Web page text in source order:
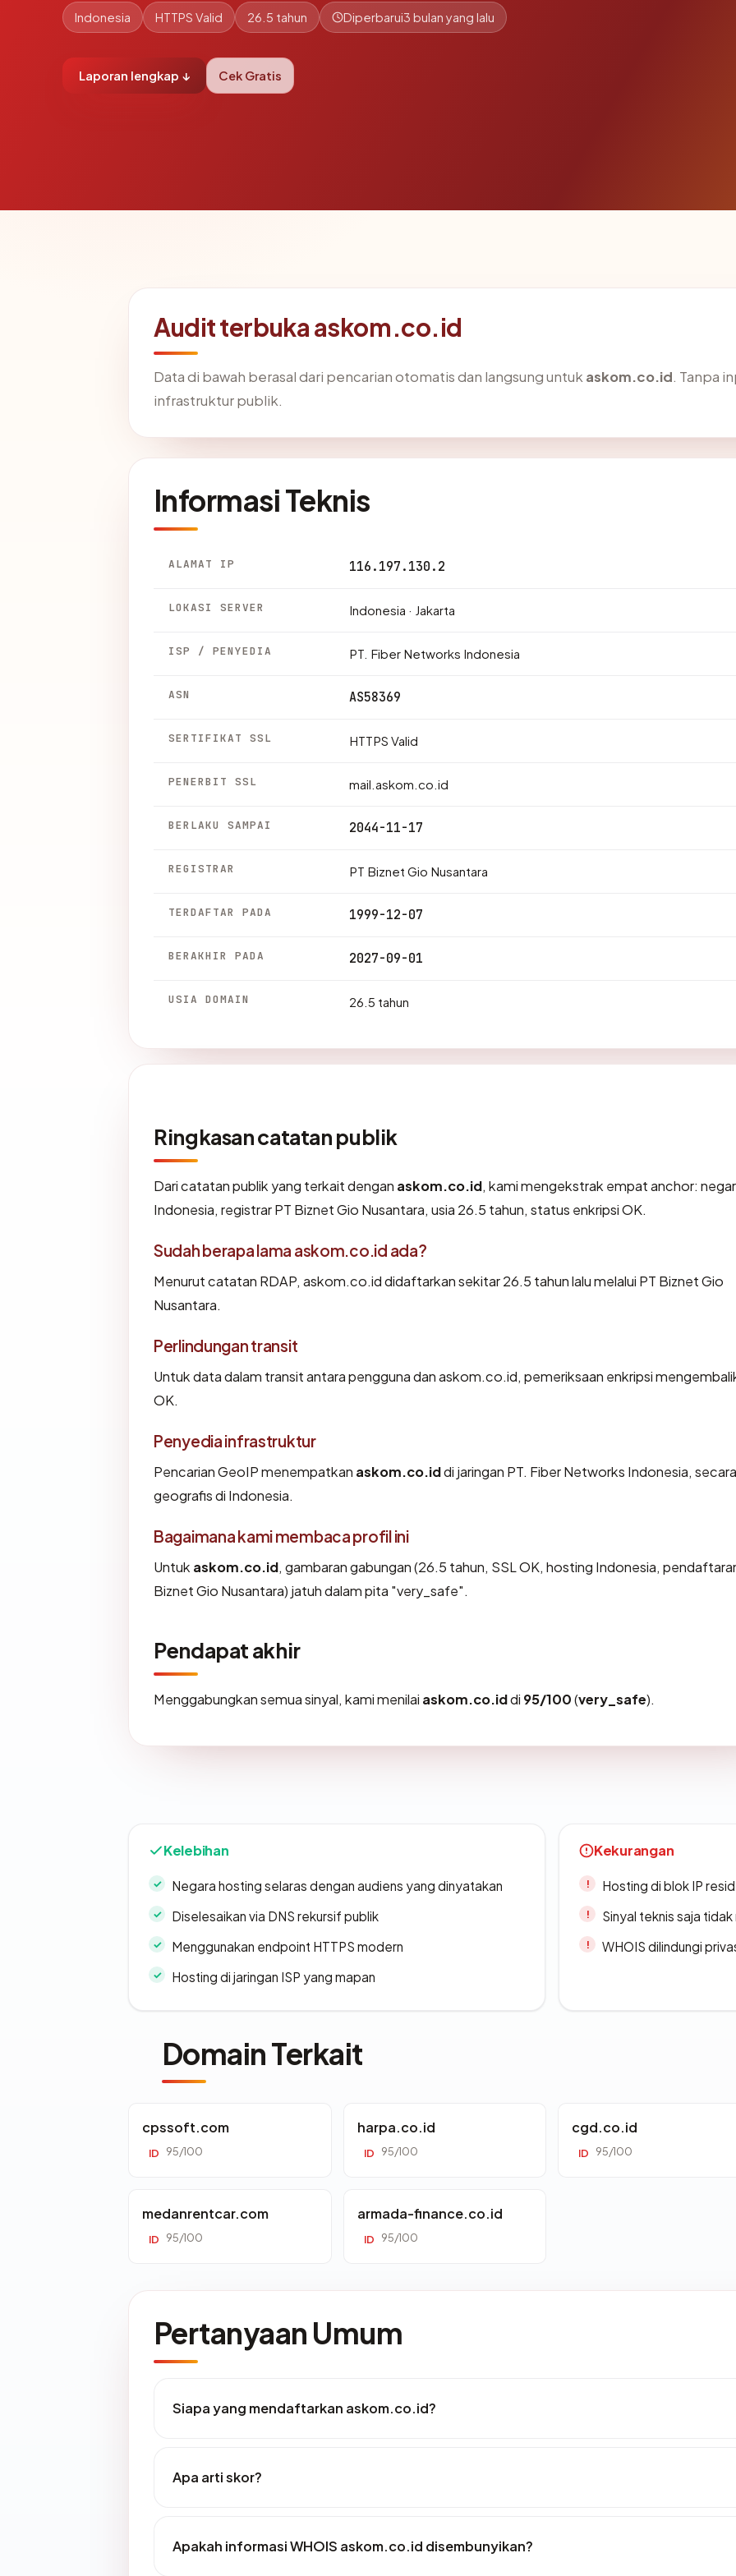
Indonesia HTTPS Valid 26.5 tahun Diperbarui3 bulan yang lalu
Laporan lengkap ↓ Cek Gratis
Audit terbuka askom.co.id
Data di bawah berasal dari pencarian otomatis dan langsung untuk askom.co.id. Tanpa
infrastruktur publik.
Informasi Teknis
ALAMAT IP 116.197.130.2
LOKASI SERVER Indonesia · Jakarta
ISP / PENYEDIA PT. Fiber Networks Indonesia
ASN AS58369
SERTIFIKAT SSL HTTPS Valid
PENERBIT SSL mail.askom.co.id
BERLAKU SAMPAI 2044-11-17
REGISTRAR PT Biznet Gio Nusantara
TERDAFTAR PADA 1999-12-07
BERAKHIR PADA 2027-09-01
USIA DOMAIN 26.5 tahun
Ringkasan catatan publik
Dari catatan publik yang terkait dengan askom.co.id, kami mengekstrak empat anchor:
Indonesia, registrar PT Biznet Gio Nusantara, usia 26.5 tahun, status enkripsi OK.
Sudah berapa lama askom.co.id ada?
Menurut catatan RDAP, askom.co.id didaftarkan sekitar 26.5 tahun lalu melalui PT Biznet Gio
Nusantara.
Perlindungan transit
Untuk data dalam transit antara pengguna dan askom.co.id, pemeriksaan enkripsi
OK.
Penyedia infrastruktur
Pencarian GeoIP menempatkan askom.co.iddi jaringan PT. Fiber Networks Indonesia, secara
geografis di Indonesia.
Bagaimana kami membaca profil ini
Untuk askom.co.id, gambaran gabungan (26.5 tahun, SSL OK, hosting Indonesia,
Biznet Gio Nusantara) jatuh dalam pita "very_safe".
Pendapat akhir
Menggabungkan semua sinyal, kami menilai askom.co.iddi 95/100(very_safe).
Kelebihan
Negara hosting selaras dengan audiens yang dinyatakan
Diselesaikan via DNS rekursif publik
Menggunakan endpoint HTTPS modern
Hosting di jaringan ISP yang mapan
Kekurangan
Hosting di blok IP
Sinyal teknis saja
WHOIS dilindungi
Domain Terkait
cpssoft.com
ID 95/100
harpa.co.id
ID 95/100
cgd.co.id
ID 95/100
medanrentcar.com
ID 95/100
armada-finance.co.id
ID 95/100
Pertanyaan Umum
Siapa yang mendaftarkan askom.co.id?
Apa arti skor?
Apakah informasi WHOIS askom.co.id disembunyikan?